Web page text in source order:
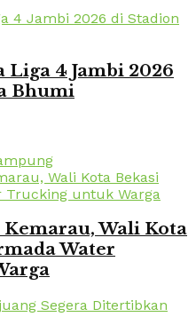
Liga 4 Jambi 2026
Bhumi
Wali Kota
Water